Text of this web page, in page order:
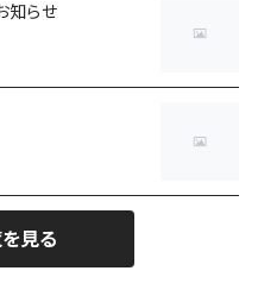
知らせ
見る